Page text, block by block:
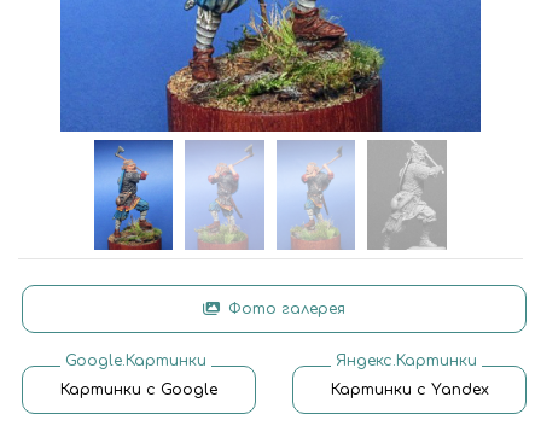
Фото галерея
Google.Картинки
Картинки с Google
Яндекс.Картинки
Картинки с Yandex